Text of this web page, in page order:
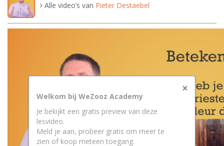
Alle video’s van Pieter Destaebel
×
Welkom bij WeZooz Academy
Je bekijkt een gratis preview van deze
lesvideo.
Meld je aan, probeer gratis om meer te
zien of koop meteen toegang.